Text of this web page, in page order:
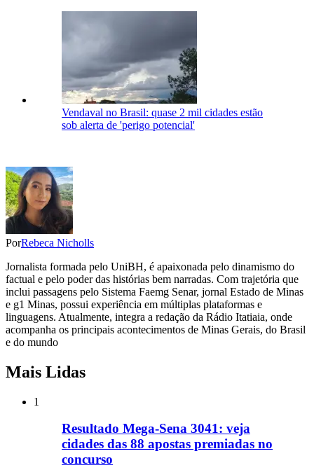
Vendaval no Brasil: quase 2 mil cidades estão
sob alerta de 'perigo potencial'
PorRebeca Nicholls
Jornalista formada pelo UniBH, é apaixonada pelo dinamismo do
factual e pelo poder das histórias bem narradas. Com trajetória que
inclui passagens pelo Sistema Faemg Senar, jornal Estado de Minas
e g1 Minas, possui experiência em múltiplas plataformas e
linguagens. Atualmente, integra a redação da Rádio Itatiaia, onde
acompanha os principais acontecimentos de Minas Gerais, do Brasil
e do mundo
Mais Lidas
1
Resultado Mega-Sena 3041: veja
cidades das 88 apostas premiadas no
concurso